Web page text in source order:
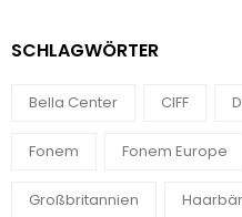
SCHLAGWÖRTER
Bella Center CIFF
Fonem Fonem Europe
Großbritannien